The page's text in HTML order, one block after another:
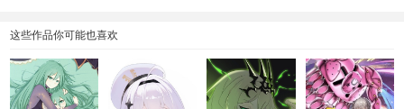
这些作品你可能也喜欢